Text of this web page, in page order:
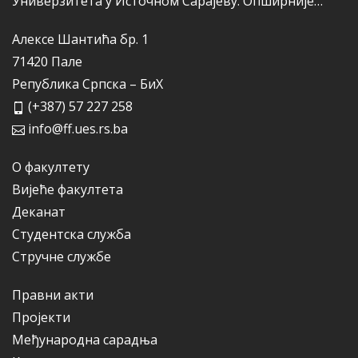
Алексе Шантића бр. 1
71420 Пале
Република Српска – БиХ
(+387) 57 227 258
info@ff.ues.rs.ba
О факултету
Вијеће факултета
Деканат
Студентска служба
Стручне службе
Правни акти
Пројекти
Међународна сарадња